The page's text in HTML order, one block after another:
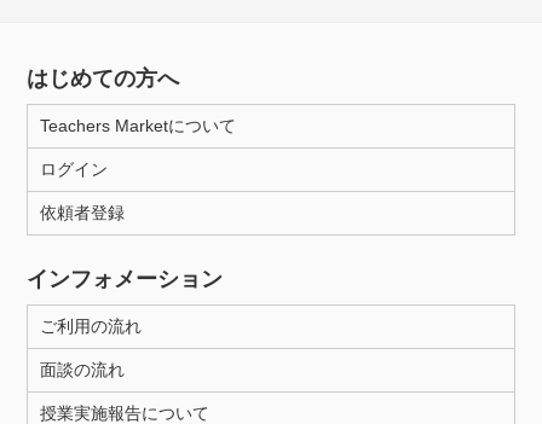
はじめての方へ
Teachers Marketについて
ログイン
依頼者登録
インフォメーション
ご利用の流れ
面談の流れ
授業実施報告について